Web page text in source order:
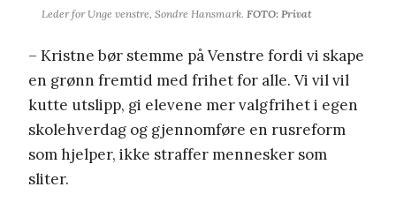
Leder for Unge venstre, Sondre Hansmark. FOTO: Privat
– Kristne bør stemme på Venstre fordi vi skape
en grønn fremtid med frihet for alle. Vi vil vil
kutte utslipp, gi elevene mer valgfrihet i egen
skolehverdag og gjennomføre en rusreform
som hjelper, ikke straffer mennesker som
sliter.